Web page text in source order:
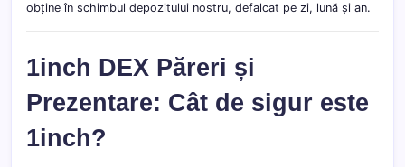
obține în schimbul depozitului nostru, defalcat pe zi, lună și an.
1inch DEX Păreri și
Prezentare: Cât de sigur este
1inch?